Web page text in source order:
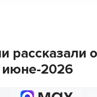
рассказали
2026